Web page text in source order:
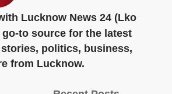
Lucknow News 24 (Lko
go-to source for the latest
politics, business,
from Lucknow.